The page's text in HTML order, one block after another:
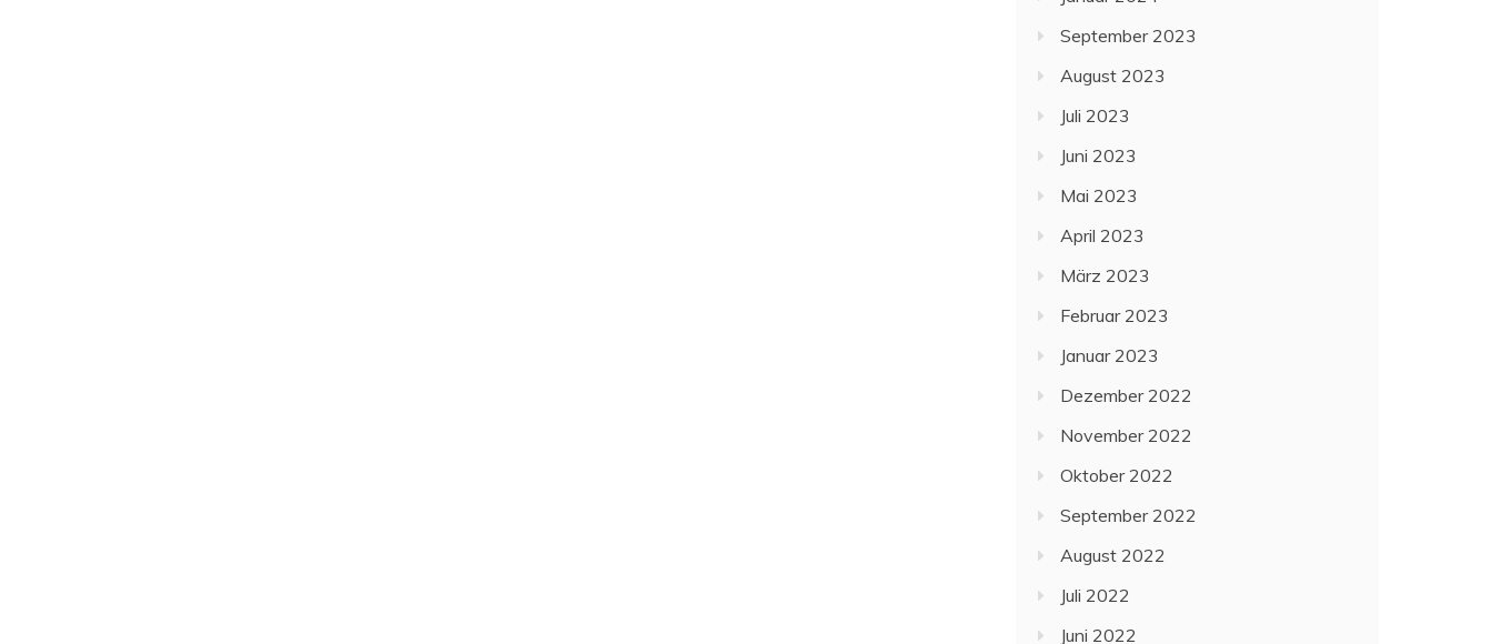
September 2023
August 2023
Juli 2023
Juni 2023
Mai 2023
April 2023
März 2023
Februar 2023
Januar 2023
Dezember 2022
November 2022
Oktober 2022
September 2022
August 2022
Juli 2022
Juni 2022